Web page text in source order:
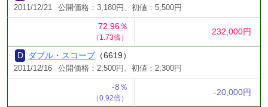
2011/12/21 公開価格：3,180円、初値：5,500円
72.96％
（1.73倍）
232,000円
ダブル・スコープ（6619）
2011/12/16 公開価格：2,500円、初値：2,300円
-8％
（0.92倍）
-20,000円